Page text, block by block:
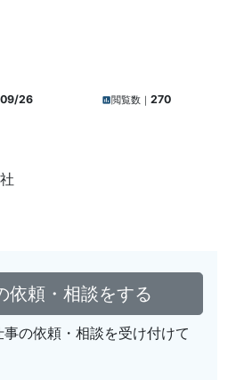
26 insert_chart閲覧数｜ 270
依頼・相談をする
の依頼・相談を受け付けて